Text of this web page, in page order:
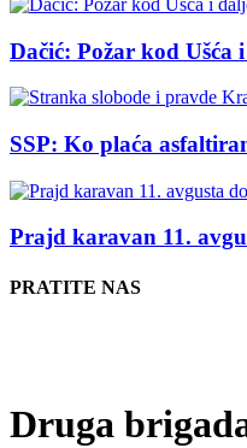
Dačić: Požar kod Ušća
SSP: Ko plaća
Prajd karavan 11.
PRATITE NAS
Druga